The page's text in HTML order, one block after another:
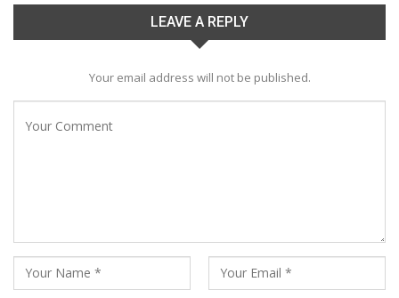
LEAVE A REPLY
Your email address will not be published.